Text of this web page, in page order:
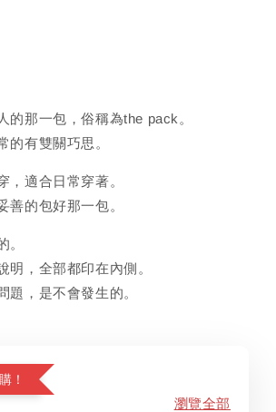
的那一包，俗稱為the pack。
的有雙關巧思。
，適合日常穿著。
善的包好那一包。
。
明，全部都印在內側。
題，是不會發生的。
！
瀏覽全部